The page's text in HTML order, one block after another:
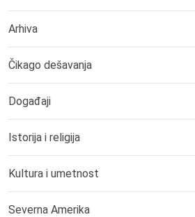
Arhiva
Čikago dešavanja
Događaji
Istorija i religija
Kultura i umetnost
Severna Amerika